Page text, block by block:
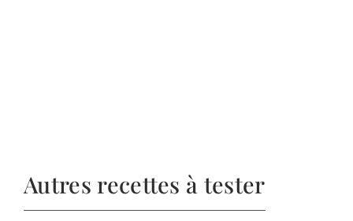
Autres recettes à tester